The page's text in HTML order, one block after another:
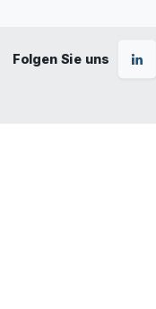
Folgen Sie uns